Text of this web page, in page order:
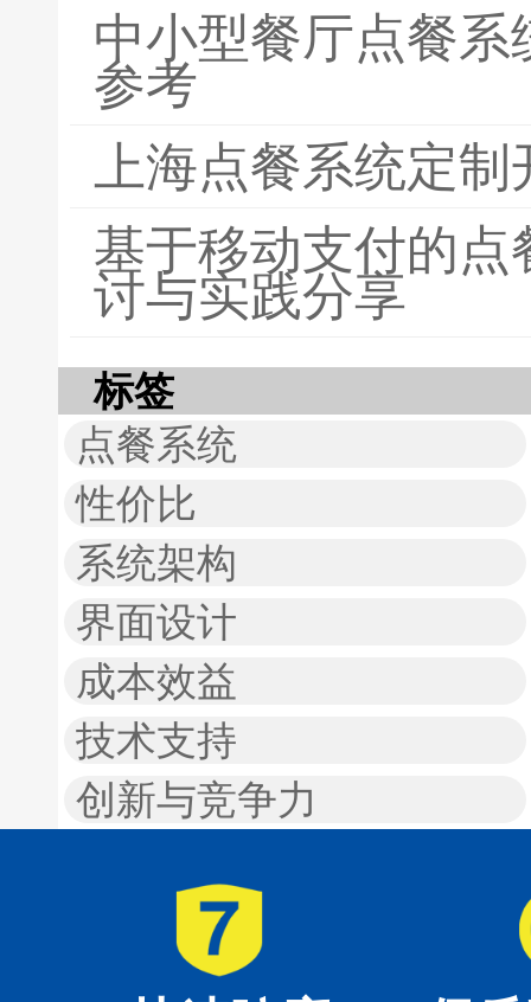
中小型餐厅点餐
参考
上海点餐系统定
基于移动支付的
讨与实践分享
标签
点餐系统
性价比
系统架构
界面设计
成本效益
技术支持
创新与竞争力